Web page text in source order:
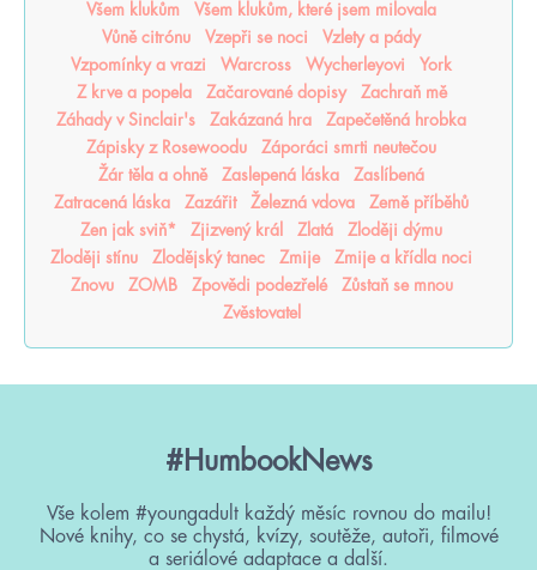
Všem klukům
Všem klukům, které jsem milovala
Vůně citrónu
Vzepři se noci
Vzlety a pády
Vzpomínky a vrazi
Warcross Wycherleyovi
York
Z krve a popela
Začarované dopisy
Zachraň mě
Záhady v Sinclair's
Zakázaná hra
Zapečetěná hrobka
Zápisky z Rosewoodu
Záporáci smrti neutečou
Žár těla a ohně
Zaslepená láska
Zaslíbená
Zatracená láska
Zazářit Železná vdova
Země příběhů
Zen jak sviň*
Zjizvený král Zlatá
Zloději dýmu
Zloději stínu
Zlodějský tanec Zmije
Zmije a křídla noci
Znovu
ZOMB Zpovědi podezřelé
Zůstaň se mnou
Zvěstovatel
#HumbookNews
Vše kolem #youngadult každý měsíc rovnou do mailu!
Nové knihy, co se chystá, kvízy, soutěže, autoři, filmové
a seriálové adaptace a další.